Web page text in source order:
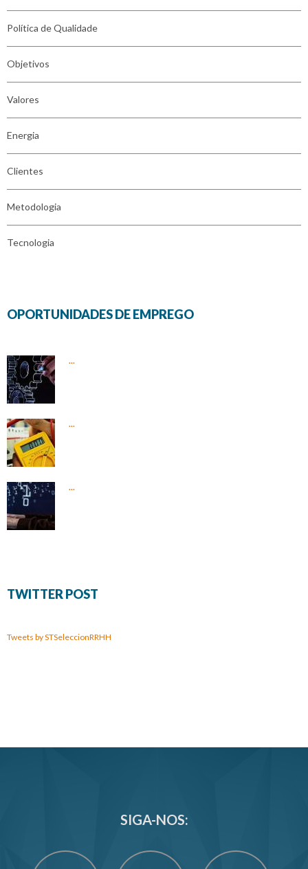
Política de Qualidade
Objetivos
Valores
Energia
Clientes
Metodologia
Tecnologia
OPORTUNIDADES DE EMPREGO
...
...
...
TWITTER POST
Tweets by STSeleccionRRHH
SIGA-NOS: